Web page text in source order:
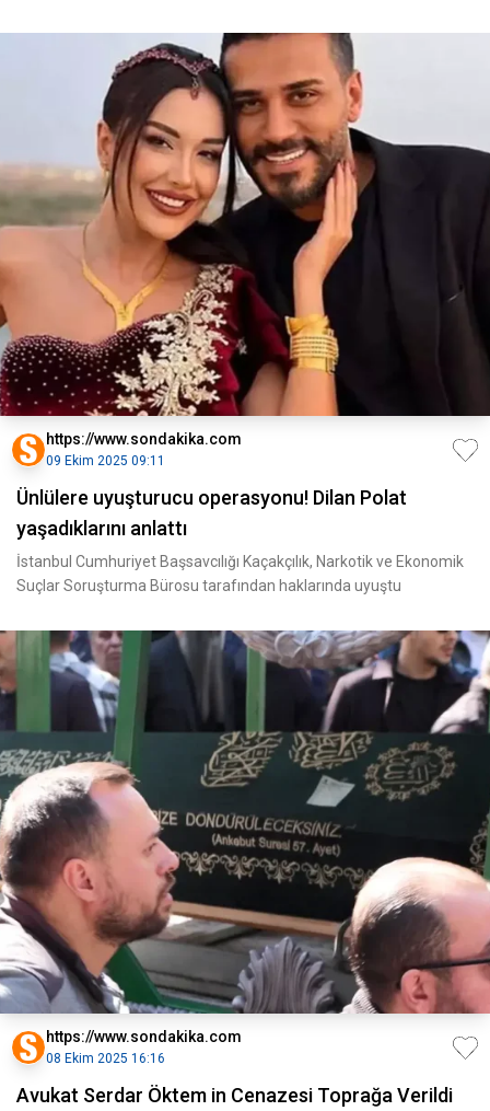
https://www.sondakika.com
09 Ekim 2025 09:11
Ünlülere uyuşturucu operasyonu! Dilan Polat
yaşadıklarını anlattı
İstanbul Cumhuriyet Başsavcılığı Kaçakçılık, Narkotik ve Ekonomik
Suçlar Soruşturma Bürosu tarafından haklarında uyuştu
https://www.sondakika.com
08 Ekim 2025 16:16
Avukat Serdar Öktem in Cenazesi Toprağa Verildi